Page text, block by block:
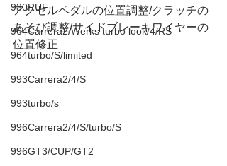
930RUF
964Carrera2/Werks turbo look/4/RS
964turbo/S/limited
993Carrera2/4/S
993turbo/s
996Carrera2/4/S/turbo/S
996GT3/CUP/GT2
アクセルペダルの位置調整/クラッチの
あそび調整/サイドブレーキワイヤーの
位置修正